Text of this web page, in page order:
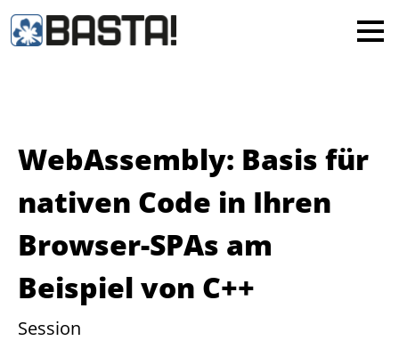
WebAssembly: Basis für
nativen Code in Ihren
Browser-SPAs am
Beispiel von C++
Session
MAINZ
Alle